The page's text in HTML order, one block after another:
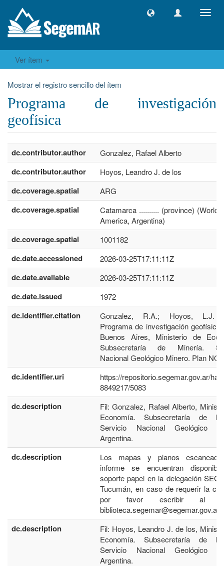
Ver ítem
Mostrar el registro sencillo del ítem
Programa de investigación
geofísica
dc.contributor.author Gonzalez, Rafael Alberto
dc.contributor.author Hoyos, Leandro J. de los
dc.coverage.spatial ARG
dc.coverage.spatial
Catamarca .......... (province) (World,
America, Argentina)
dc.coverage.spatial 1001182
dc.date.accessioned 2026-03-25T17:11:11Z
dc.date.available 2026-03-25T17:11:11Z
dc.date.issued 1972
dc.identifier.citation
Gonzalez, R.A.; Hoyos, L.J.
Programa de investigación
Buenos Aires, Ministerio de
Subsecretaría de Minería.
Nacional Geológico Minero. Plan
dc.identifier.uri
https://repositorio.segemar.gov.ar/
8849217/5083
dc.description
Fil: Gonzalez, Rafael Alberto,
Economía. Subsecretaría de
Servicio Nacional Geológico
Argentina.
dc.description
Los mapas y planos
informe se encuentran
soporte papel en la delegación
Tucumán, en caso de requerir la
por favor escribir al
biblioteca.segemar@segemar.gov.ar
dc.description
Fil: Hoyos, Leandro J. de los,
Economía. Subsecretaría de
Servicio Nacional Geológico
Argentina.